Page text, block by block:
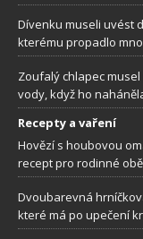
Dívenku museli uvést
kterému propadlo
Zoufalý chlapec
vody, když ho
Recepty a vaření
Hovězí s houbovou
recept pro rodinné
Dvoubarevná
které má po upečení